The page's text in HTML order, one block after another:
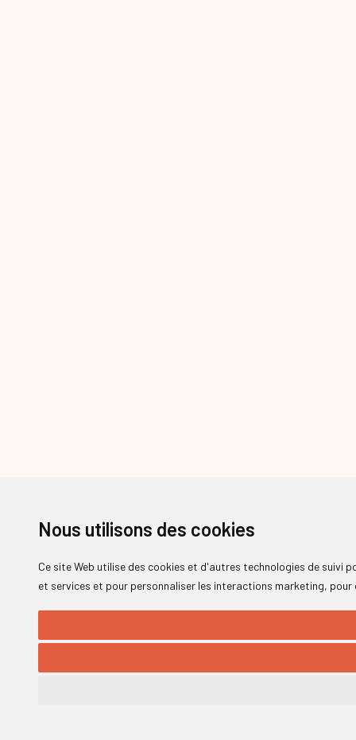
Nous utilisons des cookies
Ce site Web utilise des cookies et d'autres technologies de suivi
et services et pour personnaliser les interactions marketing, pour